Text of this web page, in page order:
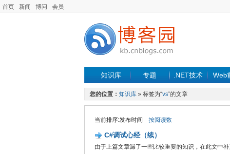
首页 新闻 博问 会员
知识库 专题 .NET技术 Web
您的位置： 知识库 » 标签为“vs”的文章
当前排序:发布时间 按阅读数
C#调试心经（续）
由于上篇文章漏了一些比较重要的知识，在此文中